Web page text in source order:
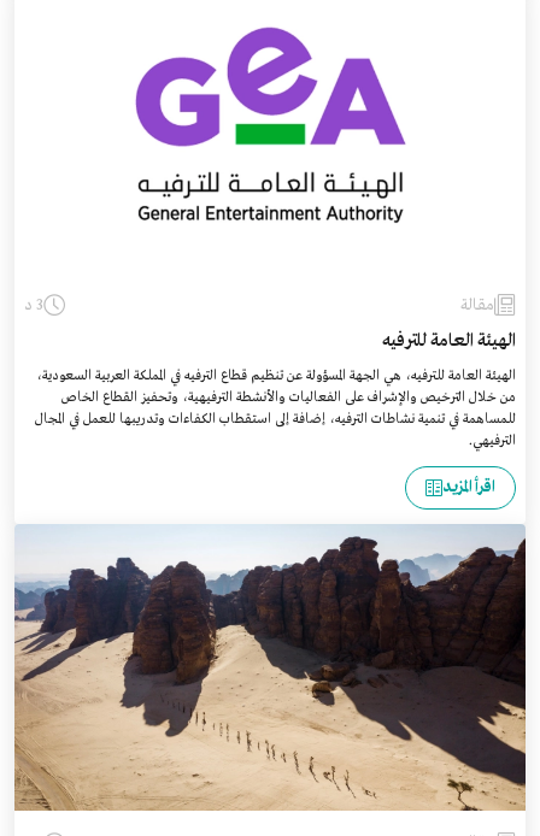
مقالة 3 د
الهيئة العامة للترفيه
الهيئة العامة للترفيه، هي الجهة المسؤولة عن تنظيم قطاع الترفيه في المملكة العربية السعودية،
من خلال الترخيص والإشراف على الفعاليات والأنشطة الترفيهية، وتحفيز القطاع الخاص
للمساهمة في تنمية نشاطات الترفيه، إضافة إلى استقطاب الكفاءات وتدريبها للعمل في المجال
الترفيهي.
اقرأ المزيد